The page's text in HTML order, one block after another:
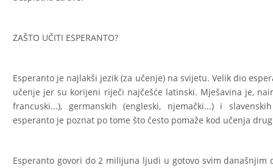
ZAŠTO UČITI ESPERANTO?
Esperanto je najlakši jezik (za učenje) na svijetu. Velik dio
učenje jer su korijeni riječi najčešće latinski. Mješavina je,
francuski...), germanskih (engleski, njemački...) i
esperanto je poznat po tome što često pomaže kod učenja
Esperanto govori do 2 milijuna ljudi u gotovo svim